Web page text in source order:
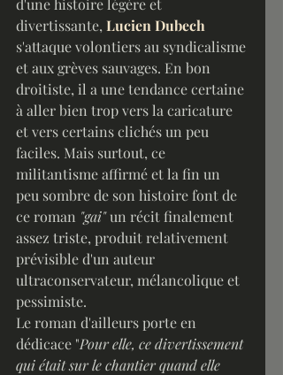
d'une histoire légère et
divertissante, Lucien Dubech
s'attaque volontiers au syndicalisme
et aux grèves sauvages. En bon
droitiste, il a une tendance certaine
à aller bien trop vers la caricature
et vers certains clichés un peu
faciles. Mais surtout, ce
militantisme affirmé et la fin un
peu sombre de son histoire font de
ce roman "gai" un récit finalement
assez triste, produit relativement
prévisible d'un auteur
ultraconservateur, mélancolique et
pessimiste.
Le roman d'ailleurs porte en
dédicace "Pour elle, ce divertissement
qui était sur le chantier quand elle